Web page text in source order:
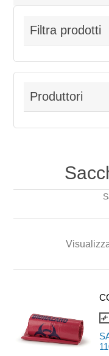
Filtra prodotti
Produttori
compare_arrows